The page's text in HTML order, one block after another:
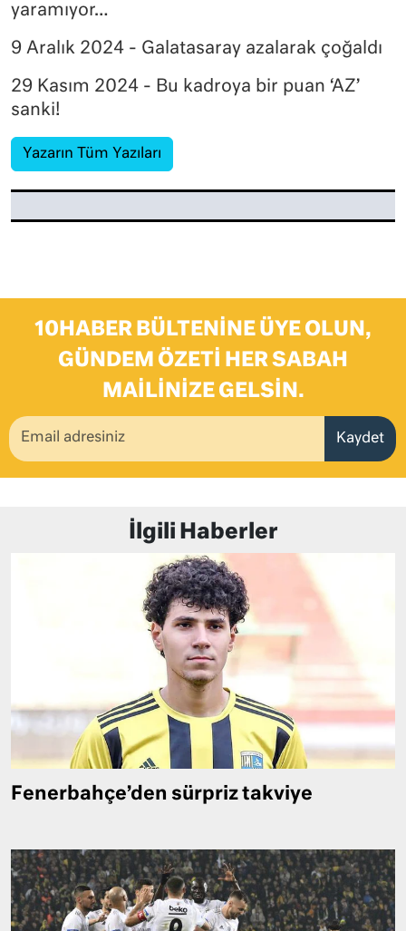
yaramıyor…
9 Aralık 2024 - Galatasaray azalarak çoğaldı
29 Kasım 2024 - Bu kadroya bir puan ‘AZ’
sanki!
Yazarın Tüm Yazıları
10HABER BÜLTENINE ÜYE OLUN,
GÜNDEM ÖZETI HER SABAH
MAILINIZE GELSIN.
Kaydet
İlgili Haberler
Fenerbahçe’den sürpriz takviye